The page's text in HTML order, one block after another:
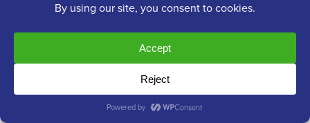
Jon
15 fév. 2023 à 10:39